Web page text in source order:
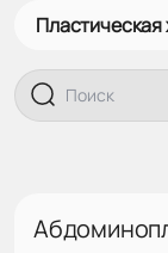
Пластическая